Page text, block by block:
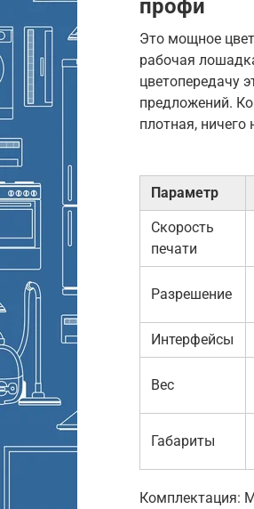
профи
Это мощное
рабочая
цветопередачу
предложений.
плотная, ничего
Параметр
Скорость
печати
Разрешение
Интерфейсы
Вес
Габариты
Комплектация: